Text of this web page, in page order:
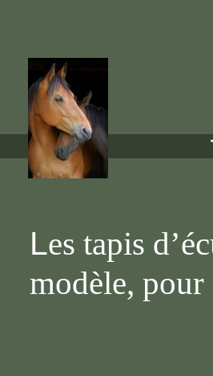
Les tapis
modèle, pour